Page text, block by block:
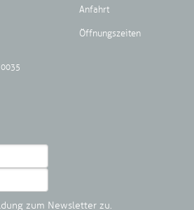
Anfahrt
Öffnungszeiten
zum Newsletter zu.